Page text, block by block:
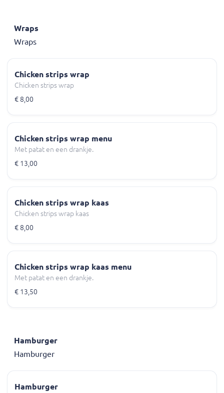
Wraps
Wraps
Chicken strips wrap
Chicken strips wrap
€ 8,00
Chicken strips wrap menu
Met patat en een drankje.
€ 13,00
Chicken strips wrap kaas
Chicken strips wrap kaas
€ 8,00
Chicken strips wrap kaas menu
Met patat en een drankje.
€ 13,50
Hamburger
Hamburger
Hamburger